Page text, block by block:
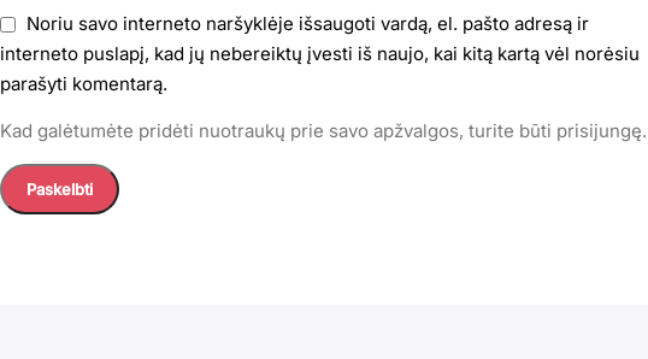
Noriu savo interneto naršyklėje išsaugoti vardą, el. pašto adresą ir
interneto puslapį, kad jų nebereiktų įvesti iš naujo, kai kitą kartą vėl norėsiu
parašyti komentarą.
Kad galėtumėte pridėti nuotraukų prie savo apžvalgos, turite būti prisijungę.